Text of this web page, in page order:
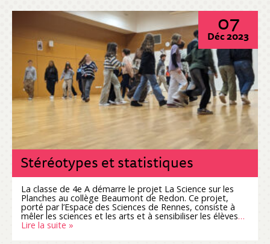
07
Déc 2023
Stéréotypes et statistiques
La classe de 4e A démarre le projet La Science sur les
Planches au collège Beaumont de Redon. Ce projet,
porté par l’Espace des Sciences de Rennes, consiste à
mêler les sciences et les arts et à sensibiliser les élèves…
Lire la suite »